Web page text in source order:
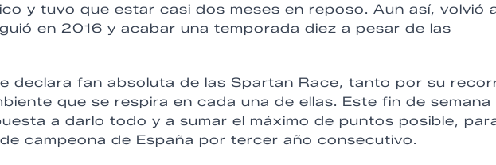
y tuvo que estar casi dos meses en reposo. Aun así, volvió
en 2016 y acabar una temporada diez a pesar de las
declara fan absoluta de las Spartan Race, tanto por su
que se respira en cada una de ellas. Este fin de semana
a darlo todo y a sumar el máximo de puntos posible,
campeona de España por tercer año consecutivo.